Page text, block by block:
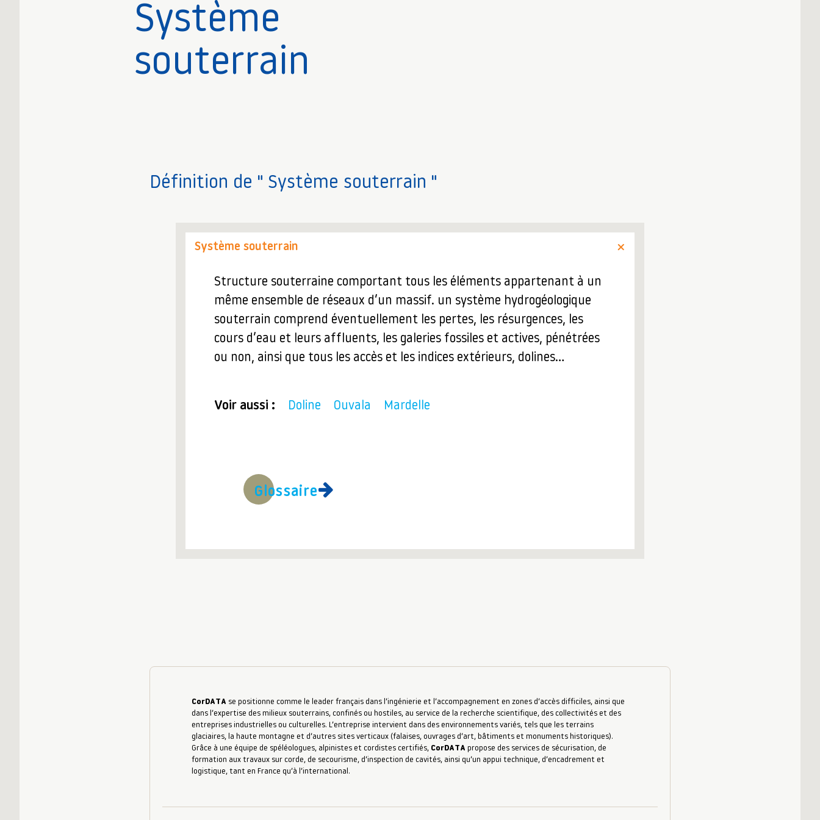
Système
souterrain
Définition de " Système souterrain "
Système souterrain
Structure souterraine comportant tous les éléments appartenant à un
même ensemble de réseaux d’un massif. un système hydrogéologique
souterrain comprend éventuellement les pertes, les résurgences, les
cours d’eau et leurs affluents, les galeries fossiles et actives, pénétrées
ou non, ainsi que tous les accès et les indices extérieurs, dolines…
Voir aussi : Doline Ouvala Mardelle
Glossaire
CorDATA se positionne comme le leader français dans l’ingénierie et l’accompagnement en zones d’accès difficiles, ainsi que
dans l’expertise des milieux souterrains, confinés ou hostiles, au service de la recherche scientifique, des collectivités et des
entreprises industrielles ou culturelles. L’entreprise intervient dans des environnements variés, tels que les terrains
glaciaires, la haute montagne et d’autres sites verticaux (falaises, ouvrages d’art, bâtiments et monuments historiques).
Grâce à une équipe de spéléologues, alpinistes et cordistes certifiés, CorDATA propose des services de sécurisation, de
formation aux travaux sur corde, de secourisme, d’inspection de cavités, ainsi qu’un appui technique, d’encadrement et
logistique, tant en France qu’à l’international.